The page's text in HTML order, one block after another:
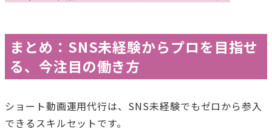
まとめ：SNS未経験からプロを目指せ
る、今注目の働き方
ショート動画運用代行は、SNS未経験でもゼロから参入
できるスキルセットです。